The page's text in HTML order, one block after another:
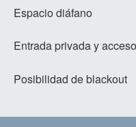
Espacio diáfano
Entrada privada y
Posibilidad de blackout